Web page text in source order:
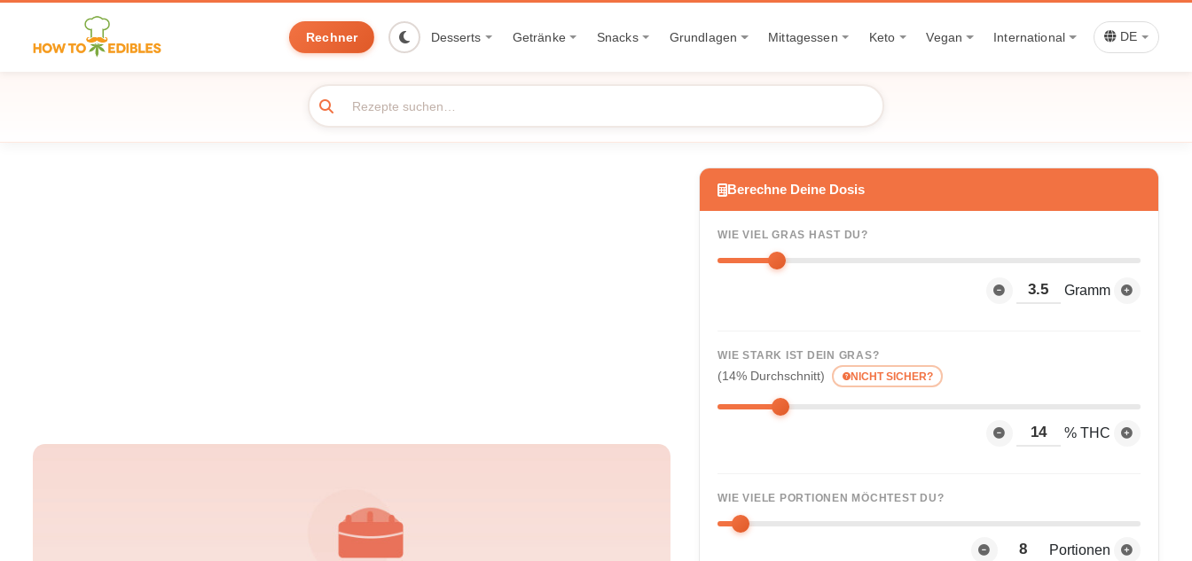
Rechner Desserts Getränke Snacks Grundlagen Mittagessen Keto Vegan International DE
Berechne Deine Dosis
WIE VIEL GRAS HAST DU?
Gramm
WIE STARK IST DEIN GRAS?
(14% Durchschnitt) NICHT SICHER?
% THC
WIE VIELE PORTIONEN MÖCHTEST DU?
Portionen